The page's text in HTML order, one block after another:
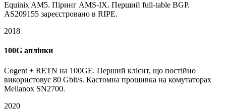
Equinix AM5. Піринг AMS-IX. Перший full-table BGP.
AS209155 зареєстровано в RIPE.
2018
100G аплінки
Cogent + RETN на 100GE. Перший клієнт, що постійно
використовує 80 Gbit/s. Кастомна прошивка на комутаторах
Mellanox SN2700.
2020